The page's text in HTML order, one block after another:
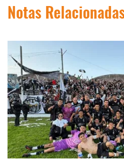
Notas